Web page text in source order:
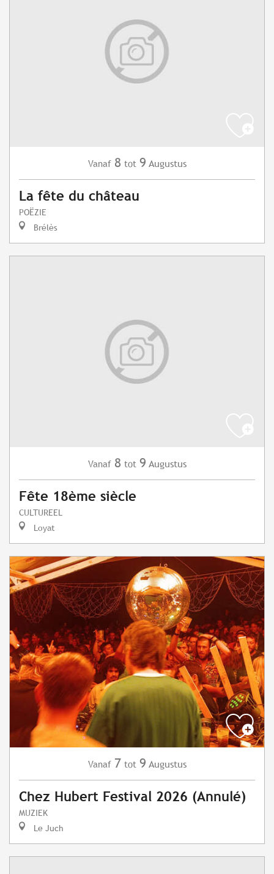
Vanaf 8 tot 9 Augustus
La fête du château
POËZIE
Brélès
Vanaf 8 tot 9 Augustus
Fête 18ème siècle
CULTUREEL
Loyat
Vanaf 7 tot 9 Augustus
Chez Hubert Festival 2026 (Annulé)
MUZIEK
Le Juch